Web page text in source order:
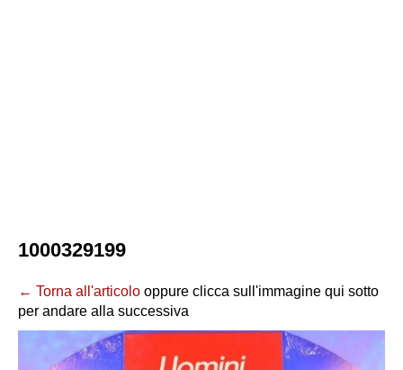
1000329199
← Torna all'articolo oppure clicca sull'immagine qui sotto
per andare alla successiva